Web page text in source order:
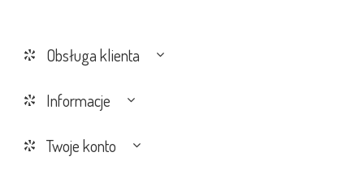
Obsługa klienta
Informacje
Twoje konto